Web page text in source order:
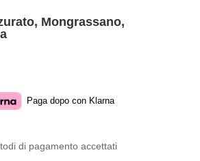
Mongrassano,
Paga dopo con Klarna